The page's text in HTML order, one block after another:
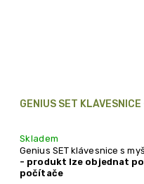
GENIUS SET
Skladem
Genius SET klávesnice s
- produkt lze objednat
počítače